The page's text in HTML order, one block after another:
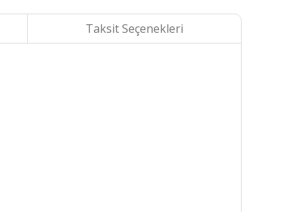
Taksit Seçenekleri